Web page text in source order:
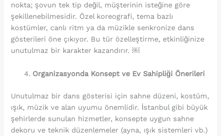
nokta; şovun tek tip değil, müşterinin isteğine göre
şekillenebilmesidir. Özel koreografi, tema bazlı
kostümler, canlı ritm ya da müzikle senkronize dans
gösterileri öne çıkıyor. Bu tür özelleştirme, etkinliğinize
unutulmaz bir karakter kazandırır. ￼
Organizasyonda Konsept ve Ev Sahipliği Önerileri
Unutulmaz bir dans gösterisi için sahne düzeni, kostüm,
ışık, müzik ve alan uyumu önemlidir. İstanbul gibi büyük
şehirlerde sunulan hizmetler, konsepte uygun sahne
dekoru ve teknik düzenlemeler (ayna, ışık sistemleri vb.)